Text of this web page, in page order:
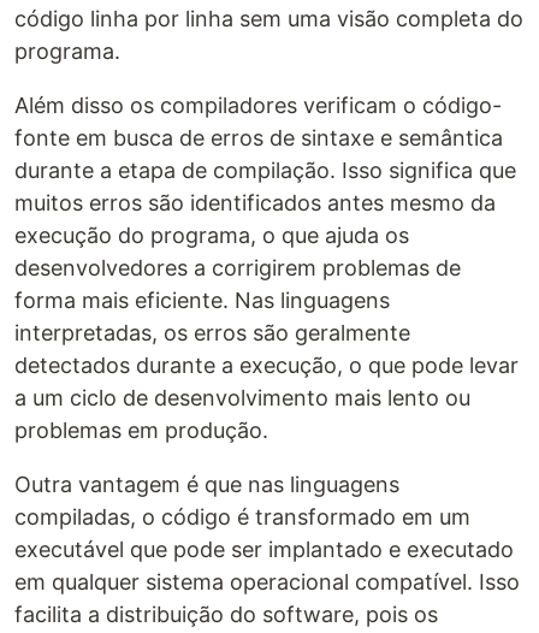
código linha por linha sem uma visão completa do
programa.
Além disso os compiladores verificam o código-
fonte em busca de erros de sintaxe e semântica
durante a etapa de compilação. Isso significa que
muitos erros são identificados antes mesmo da
execução do programa, o que ajuda os
desenvolvedores a corrigirem problemas de
forma mais eficiente. Nas linguagens
interpretadas, os erros são geralmente
detectados durante a execução, o que pode levar
a um ciclo de desenvolvimento mais lento ou
problemas em produção.
Outra vantagem é que nas linguagens
compiladas, o código é transformado em um
executável que pode ser implantado e executado
em qualquer sistema operacional compatível. Isso
facilita a distribuição do software, pois os